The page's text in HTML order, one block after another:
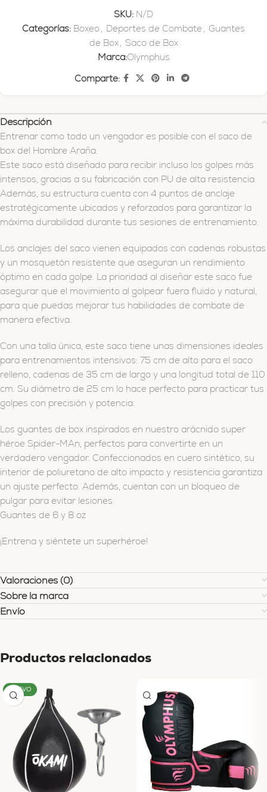
SKU: N/D
Categorías: Boxeo, Deportes de Combate , Guantes
de Box, Saco de Box
Marca:Olymphus
Comparte:
Descripción
Entrenar como todo un vengador es posible con el saco de
box del Hombre Araña.
Este saco está diseñado para recibir incluso los golpes más
intensos, gracias a su fabricación con PU de alta resistencia.
Además, su estructura cuenta con 4 puntos de anclaje
estratégicamente ubicados y reforzados para garantizar la
máxima durabilidad durante tus sesiones de entrenamiento.
Los anclajes del saco vienen equipados con cadenas robustas
y un mosquetón resistente que aseguran un rendimiento
óptimo en cada golpe. La prioridad al diseñar este saco fue
asegurar que el movimiento al golpear fuera fluido y natural,
para que puedas mejorar tus habilidades de combate de
manera efectiva.
Con una talla única, este saco tiene unas dimensiones ideales
para entrenamientos intensivos: 75 cm de alto para el saco
relleno, cadenas de 35 cm de largo y una longitud total de 110
cm. Su diámetro de 25 cm lo hace perfecto para practicar tus
golpes con precisión y potencia.
Los guantes de box inspirados en nuestro arácnido super
héroe Spider-MAn, perfectos para convertirte en un
verdadero vengador. Confeccionados en cuero sintético, su
interior de poliuretano de alto impacto y resistencia garantiza
un ajuste perfecto. Además, cuentan con un bloqueo de
pulgar para evitar lesiones.
Guantes de 6 y 8 oz
¡Entrena y siéntete un superhéroe!
Valoraciones (0)
Sobre la marca
Envío
Productos relacionados
NUEVO